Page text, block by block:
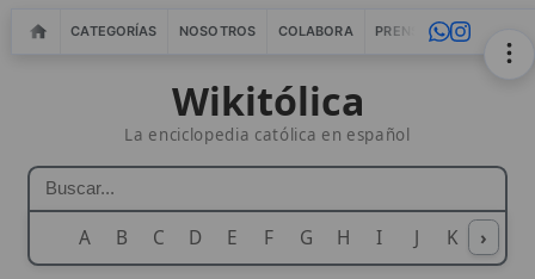
CATEGORÍAS NOSOTROS COLABORA PRENSA WEBMASTERS
Wikitólica
La enciclopedia católica en español
A B C D E F G H I J K L M
›